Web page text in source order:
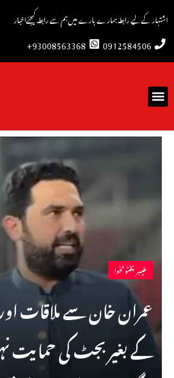
اشتہار کے لیے رابطہہمارے بارے میںہم سے رابطہ کیجئےاخبار
0912584506
93008563368+
خیبرپختونخوا
عمران خان سے ملاقات
کے بغیر بجٹ کی حمایت